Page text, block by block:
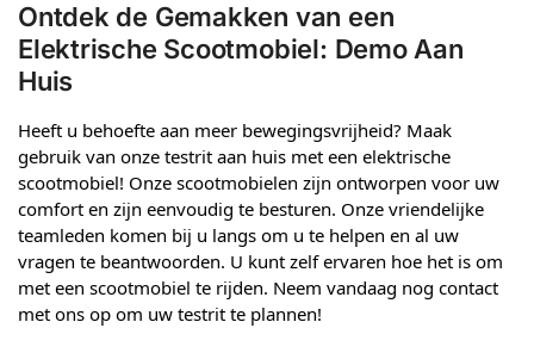
Ontdek de Gemakken van een
Elektrische Scootmobiel: Demo Aan
Huis
Heeft u behoefte aan meer bewegingsvrijheid? Maak
gebruik van onze testrit aan huis met een elektrische
scootmobiel! Onze scootmobielen zijn ontworpen voor uw
comfort en zijn eenvoudig te besturen. Onze vriendelijke
teamleden komen bij u langs om u te helpen en al uw
vragen te beantwoorden. U kunt zelf ervaren hoe het is om
met een scootmobiel te rijden. Neem vandaag nog contact
met ons op om uw testrit te plannen!